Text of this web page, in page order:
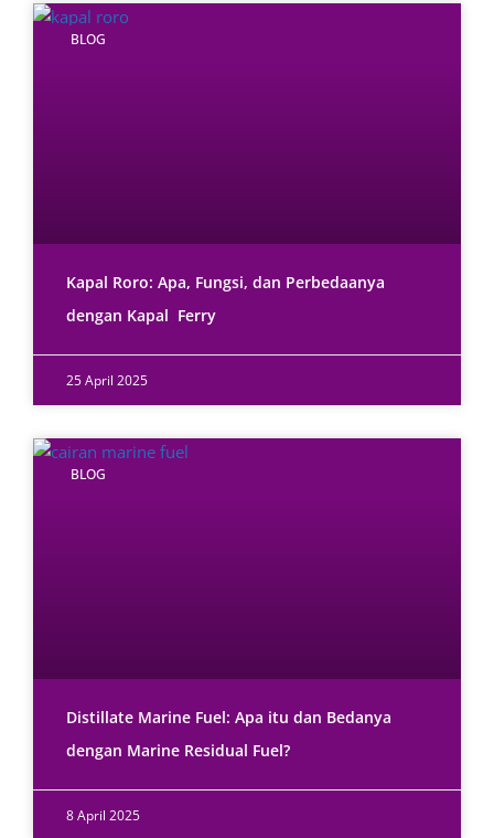
BLOG
Kapal Roro: Apa, Fungsi, dan Perbedaanya
dengan Kapal Ferry
25 April 2025
BLOG
Distillate Marine Fuel: Apa itu dan Bedanya
dengan Marine Residual Fuel?
8 April 2025